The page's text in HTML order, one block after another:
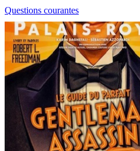
Questions courantes